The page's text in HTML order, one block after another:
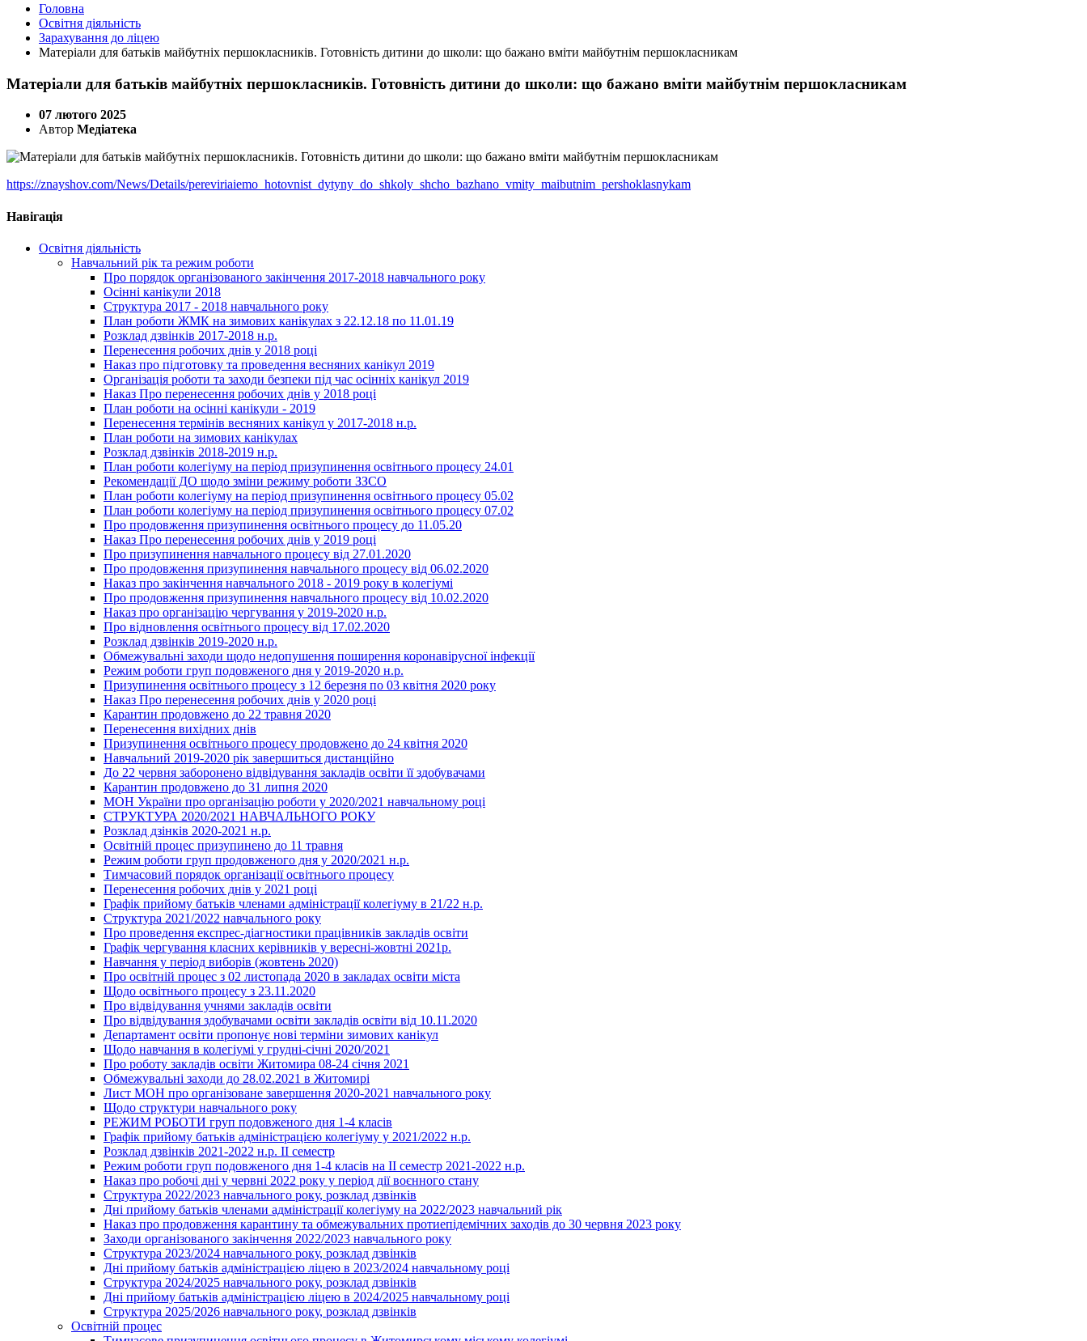
Головна
Освітня діяльність
Зарахування до ліцею
Матеріали для батьків майбутніх першокласників. Готовність дитини до школи: що бажано вміти майбутнім першокласникам
Матеріали для батьків майбутніх першокласників. Готовність дитини до школи: що бажано вміти майбутнім першокласникам
07 лютого 2025
Автор Медіатека
https://znayshov.com/News/Details/pereviriaiemo_hotovnist_dytyny_do_shkoly_shcho_bazhano_vmity_maibutnim_pershoklasnykam
Навігація
Освітня діяльність
Навчальний рік та режим роботи
Про порядок організованого закінчення 2017-2018 навчального року
Осінні канікули 2018
Структура 2017 - 2018 навчального року
План роботи ЖМК на зимових канікулах з 22.12.18 по 11.01.19
Розклад дзвінків 2017-2018 н.р.
Перенесення робочих днів у 2018 році
Наказ про підготовку та проведення весняних канікул 2019
Організація роботи та заходи безпеки під час осінніх канікул 2019
Наказ Про перенесення робочих днів у 2018 році
План роботи на осінні канікули - 2019
Перенесення термінів весняних канікул у 2017-2018 н.р.
План роботи на зимових канікулах
Розклад дзвінків 2018-2019 н.р.
План роботи колегіуму на період призупинення освітнього процесу 24.01
Рекомендації ДО щодо зміни режиму роботи ЗЗСО
План роботи колегіуму на період призупинення освітнього процесу 05.02
План роботи колегіуму на період призупинення освітнього процесу 07.02
Про продовження призупинення освітнього процесу до 11.05.20
Наказ Про перенесення робочих днів у 2019 році
Про призупинення навчального процесу від 27.01.2020
Про продовження призупинення навчального процесу від 06.02.2020
Наказ про закінчення навчального 2018 - 2019 року в колегіумі
Про продовження призупинення навчального процесу від 10.02.2020
Наказ про організацію чергування у 2019-2020 н.р.
Про відновлення освітнього процесу від 17.02.2020
Розклад дзвінків 2019-2020 н.р.
Обмежувальні заходи щодо недопушення поширення коронавірусної інфекції
Режим роботи груп подовженого дня у 2019-2020 н.р.
Призупинення освітнього процесу з 12 березня по 03 квітня 2020 року
Наказ Про перенесення робочих днів у 2020 році
Карантин продовжено до 22 травня 2020
Перенесення вихідних днів
Призупинення освітнього процесу продовжено до 24 квітня 2020
Навчальний 2019-2020 рік завершиться дистанційно
До 22 червня заборонено відвідування закладів освіти її здобувачами
Карантин продовжено до 31 липня 2020
МОН України про організацію роботи у 2020/2021 навчальному році
СТРУКТУРА 2020/2021 НАВЧАЛЬНОГО РОКУ
Розклад дзінків 2020-2021 н.р.
Освітній процес призупинено до 11 травня
Режим роботи груп продовженого дня у 2020/2021 н.р.
Тимчасовий порядок організації освітнього процесу
Перенесення робочих днів у 2021 році
Графік прийому батьків членами адміністрації колегіуму в 21/22 н.р.
Структура 2021/2022 навчального року
Про проведення експрес-діагностики працівників закладів освіти
Графік чергування класних керівників у вересні-жовтні 2021р.
Навчання у період виборів (жовтень 2020)
Про освітній процес з 02 листопада 2020 в закладах освіти міста
Щодо освітнього процесу з 23.11.2020
Про відвідування учнями закладів освіти
Про відвідування здобувачами освіти закладів освіти від 10.11.2020
Департамент освіти пропонує нові терміни зимових канікул
Щодо навчання в колегіумі у грудні-січні 2020/2021
Про роботу закладів освіти Житомира 08-24 січня 2021
Обмежувальні заходи до 28.02.2021 в Житомирі
Лист МОН про організоване завершення 2020-2021 навчального року
Щодо структури навчального року
РЕЖИМ РОБОТИ груп подовженого дня 1-4 класів
Графік прийому батьків адміністрацією колегіуму у 2021/2022 н.р.
Розклад дзвінків 2021-2022 н.р. ІІ семестр
Режим роботи груп подовженого дня 1-4 класів на ІІ семестр 2021-2022 н.р.
Наказ про робочі дні у червні 2022 року у період дії воєнного стану
Структура 2022/2023 навчального року, розклад дзвінків
Дні прийому батьків членами адміністрації колегіуму на 2022/2023 навчальний рік
Наказ про продовження карантину та обмежувальних протиепідемічних заходів до 30 червня 2023 року
Заходи організованого закінчення 2022/2023 навчального року
Структура 2023/2024 навчального року, розклад дзвінків
Дні прийому батьків адміністрацією ліцею в 2023/2024 навчальному році
Структура 2024/2025 навчального року, розклад дзвінків
Дні прийому батьків адміністрацією ліцею в 2024/2025 навчальному році
Структура 2025/2026 навчального року, розклад дзвінків
Освітній процес